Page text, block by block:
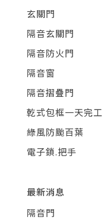
玄關門
隔音玄關門
隔音防火門
隔音窗
隔音摺疊門
乾式包框一天完工
綠風防颱百葉
電子鎖.把手
最新消息
隔音門